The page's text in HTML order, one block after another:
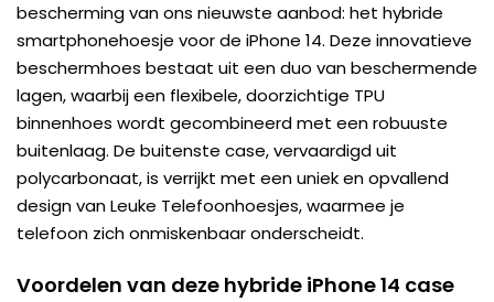
bescherming van ons nieuwste aanbod: het hybride
smartphonehoesje voor de iPhone 14. Deze innovatieve
beschermhoes bestaat uit een duo van beschermende
lagen, waarbij een flexibele, doorzichtige TPU
binnenhoes wordt gecombineerd met een robuuste
buitenlaag. De buitenste case, vervaardigd uit
polycarbonaat, is verrijkt met een uniek en opvallend
design van Leuke Telefoonhoesjes, waarmee je
telefoon zich onmiskenbaar onderscheidt.
Voordelen van deze hybride iPhone 14 case